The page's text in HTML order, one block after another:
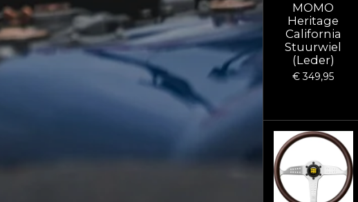
MOMO
Heritage
California
Stuurwiel
(Leder)
€ 349,95